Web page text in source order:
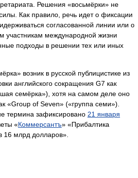
Решения «восьмёрки» не
Как правило, речь идет о фиксации
согласованной линии или о
участникам международной жизни
подходы в решении тех или иных
возник в русской публицистике из
английского сокращения G7 как
семёрка»), хотя на самом деле оно
«Group of Seven» («группа семи»).
термина зафиксировано 21 января
«Коммерсантъ» «Прибалтика
16 млрд долларов».